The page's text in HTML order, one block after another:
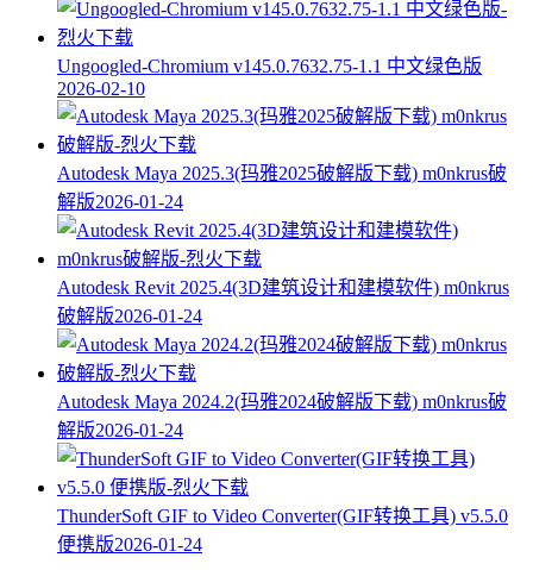
Ungoogled-Chromium v145.0.7632.75-1.1 中文绿色版
2026-02-10
Autodesk Maya 2025.3(玛雅2025破解版下载) m0nkrus破
解版2026-01-24
Autodesk Revit 2025.4(3D建筑设计和建模软件) m0nkrus
破解版2026-01-24
Autodesk Maya 2024.2(玛雅2024破解版下载) m0nkrus破
解版2026-01-24
ThunderSoft GIF to Video Converter(GIF转换工具) v5.5.0
便携版2026-01-24